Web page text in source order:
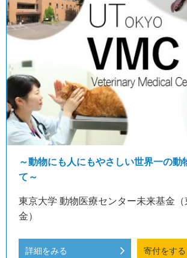
～動物にも人にもやさしい世界一の動
て～
東京大学 動物医療センター未来基金
金）
詳細をみる 寄付をする